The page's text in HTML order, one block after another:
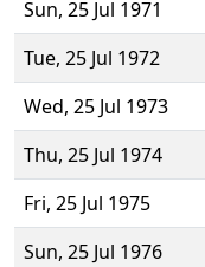
Sun, 25 Jul 1971
Tue, 25 Jul 1972
Wed, 25 Jul 1973
Thu, 25 Jul 1974
Fri, 25 Jul 1975
Sun, 25 Jul 1976